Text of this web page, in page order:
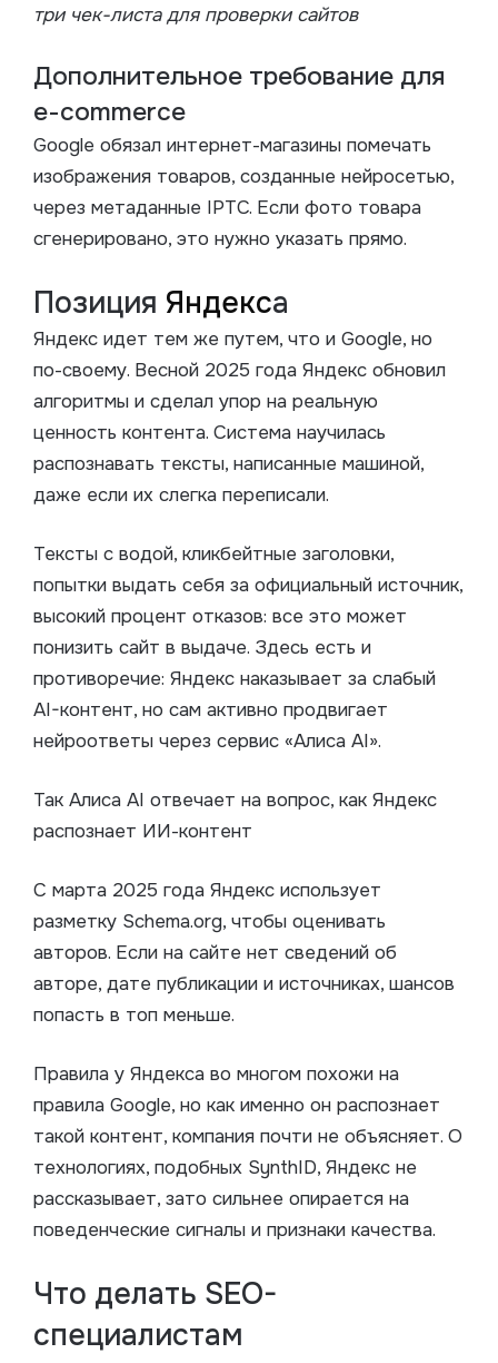
три чек-листа для проверки сайтов
Дополнительное требование для
e-commerce
Google обязал интернет-магазины помечать
изображения товаров, созданные нейросетью,
через метаданные IPTC. Если фото товара
сгенерировано, это нужно указать прямо.
Позиция Яндекса
Яндекс идет тем же путем, что и Google, но
по-своему. Весной 2025 года Яндекс обновил
алгоритмы и сделал упор на реальную
ценность контента. Система научилась
распознавать тексты, написанные машиной,
даже если их слегка переписали.
Тексты с водой, кликбейтные заголовки,
попытки выдать себя за официальный источник,
высокий процент отказов: все это может
понизить сайт в выдаче. Здесь есть и
противоречие: Яндекс наказывает за слабый
AI-контент, но сам активно продвигает
нейроответы через сервис «Алиса AI».
Так Алиса AI отвечает на вопрос, как Яндекс
распознает ИИ-контент
С марта 2025 года Яндекс использует
разметку Schema.org, чтобы оценивать
авторов. Если на сайте нет сведений об
авторе, дате публикации и источниках, шансов
попасть в топ меньше.
Правила у Яндекса во многом похожи на
правила Google, но как именно он распознает
такой контент, компания почти не объясняет. О
технологиях, подобных SynthID, Яндекс не
рассказывает, зато сильнее опирается на
поведенческие сигналы и признаки качества.
Что делать SEO-
специалистам